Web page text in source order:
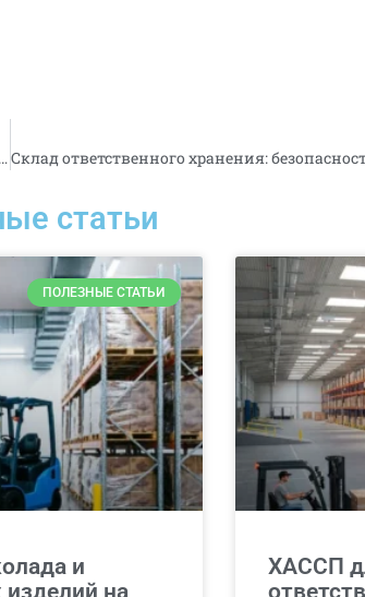
Ввели в эксплуатацию новые площади теплых складов ответственного хранения
статьи
ПОЛЕЗНЫЕ СТАТЬИ
и
изделий на
ХАССП